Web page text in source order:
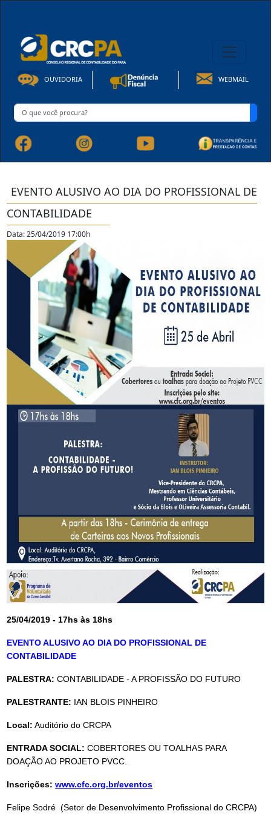
OUVIDORIA WEBMAIL
EVENTO ALUSIVO AO DIA DO PROFISSIONAL DE
CONTABILIDADE
Data: 25/04/2019 17:00h
25/04/2019 - 17hs às 18hs
EVENTO ALUSIVO AO DIA DO PROFISSIONAL DE
CONTABILIDADE
PALESTRA:CONTABILIDADE - A PROFISSÃO DO FUTURO
PALESTRANTE: IAN BLOIS PINHEIRO
Local: Auditório do CRCPA
ENTRADA SOCIAL: COBERTORES OU TOALHAS PARA
DOAÇÃO AO PROJETO PVCC.
Inscrições: www.cfc.org.br/eventos
Felipe Sodré (Setor de Desenvolvimento Profissional do CRCPA)